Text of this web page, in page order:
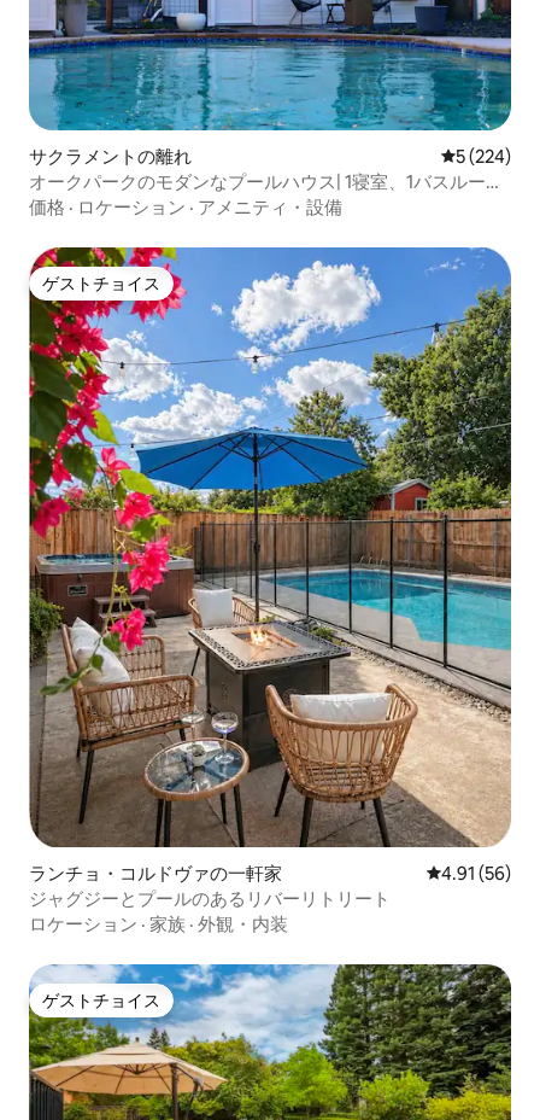
サクラメントの離れ レビュー
5 (224)
オークパークのモダンなプールハウス| 1寝室、1バスルーム
のワンルーム
価格 · ロケーション · アメニティ・設備
ゲストチョイス
ゲストチョイス
ランチョ・コルドヴァの一軒家 レビュー56
4.91 (56)
ジャグジーとプールのあるリバーリトリート
ロケーション · 家族 · 外観・内装
ゲストチョイス
ゲストチョイス